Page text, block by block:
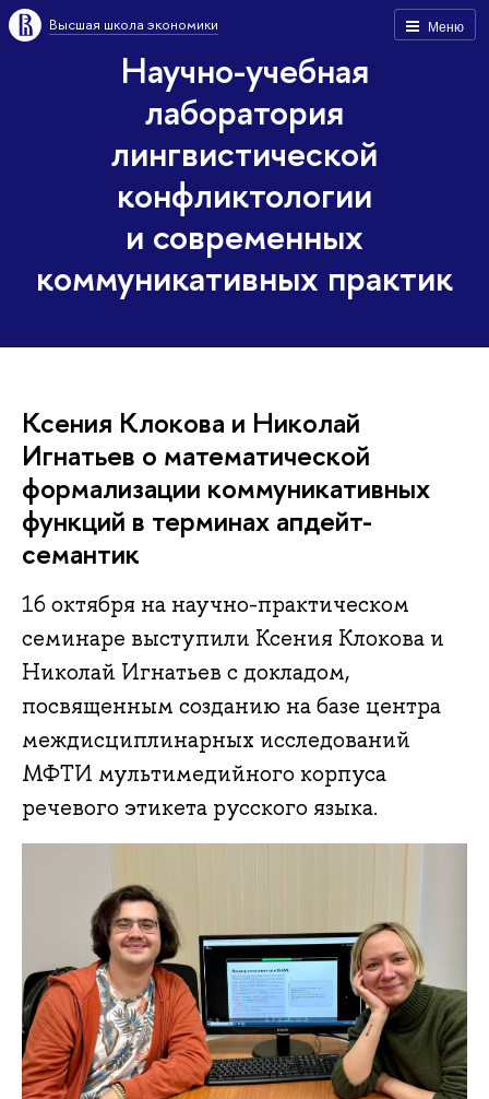
Меню
Высшая школа экономики
Научно-учебная
лаборатория
лингвистической
конфликтологии
и современных
коммуникативных практик
Ксения Клокова и Николай
Игнатьев о математической
формализации коммуникативных
функций в терминах апдейт-
семантик
16 октября на научно-практическом
семинаре выступили Ксения Клокова и
Николай Игнатьев с докладом,
посвященным созданию на базе центра
междисциплинарных исследований
МФТИ мультимедийного корпуса
речевого этикета русского языка.